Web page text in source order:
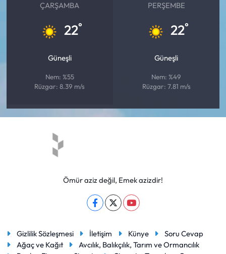
ÇARŞAMBA
22°
Güneşli
Nem: %55
Rüzgar: 8.39 m/s
PERŞEMBE
22°
Güneşli
Nem: %49
Rüzgar: 7.81 m/s
Ömür aziz değil, Emek azizdir!
Gizlilik Sözleşmesi İletişim Künye
Soru Cevap
Ağaç ve Kağıt
Avcılık, Balıkçılık, Tarım ve Ormancılık